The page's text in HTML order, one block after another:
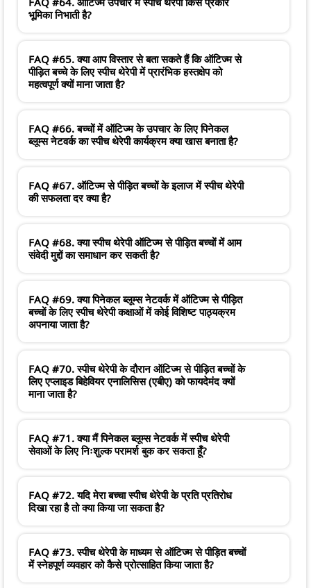
भूमिका निभाती है?
FAQ #65. क्या आप विस्तार से बता सकते हैं कि ऑटिज्म से
पीड़ित बच्चे के लिए स्पीच थेरेपी में प्रारंभिक हस्तक्षेप को
महत्वपूर्ण क्यों माना जाता है?
FAQ #66. बच्चों में ऑटिज्म के उपचार के लिए पिनेकल
ब्लूम्स नेटवर्क का स्पीच थेरेपी कार्यक्रम क्या खास बनाता है?
FAQ #67. ऑटिज्म से पीड़ित बच्चों के इलाज में स्पीच थेरेपी
की सफलता दर क्या है?
FAQ #68. क्या स्पीच थेरेपी ऑटिज्म से पीड़ित बच्चों में आम
संवेदी मुद्दों का समाधान कर सकती है?
FAQ #69. क्या पिनेकल ब्लूम्स नेटवर्क में ऑटिज्म से पीड़ित
बच्चों के लिए स्पीच थेरेपी कक्षाओं में कोई विशिष्ट पाठ्यक्रम
अपनाया जाता है?
FAQ #70. स्पीच थेरेपी के दौरान ऑटिज्म से पीड़ित बच्चों के
लिए एप्लाइड बिहेवियर एनालिसिस (एबीए) को फायदेमंद क्यों
माना जाता है?
FAQ #71. क्या मैं पिनेकल ब्लूम्स नेटवर्क में स्पीच थेरेपी
सेवाओं के लिए निःशुल्क परामर्श बुक कर सकता हूँ?
FAQ #72. यदि मेरा बच्चा स्पीच थेरेपी के प्रति प्रतिरोध
दिखा रहा है तो क्या किया जा सकता है?
FAQ #73. स्पीच थेरेपी के माध्यम से ऑटिज्म से पीड़ित बच्चों
में स्नेहपूर्ण व्यवहार को कैसे प्रोत्साहित किया जाता है?